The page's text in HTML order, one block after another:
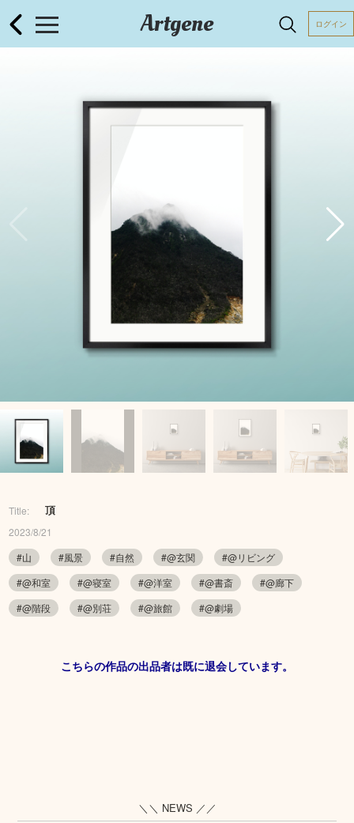
Artgene ログイン
Title: 頂
2023/8/21
#山
#風景 #自然 #@玄関
#@リビング
#@和室
#@寝室 #@洋室 #@書斎
#@廊下
#@階段
#@別荘 #@旅館 #@劇場
こちらの作品の出品者は既に退会しています。
＼＼ NEWS ／／